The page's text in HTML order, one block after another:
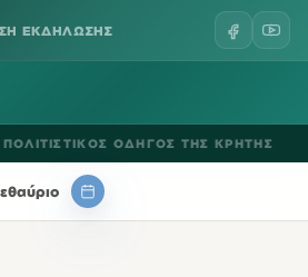
ΕΚΔΗΛΩΣΗΣ
ΟΔΗΓΟΣ ΤΗΣ ΚΡΗΤΗΣ